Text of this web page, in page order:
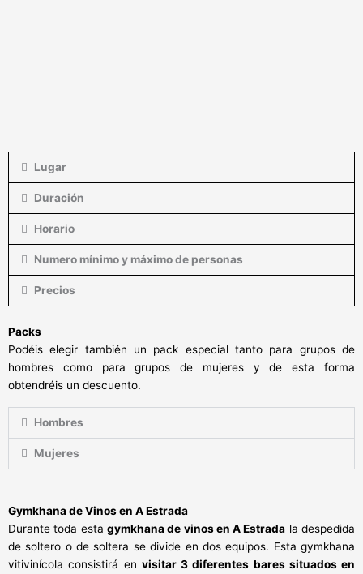
Lugar
Duración
Horario
Numero mínimo y máximo de personas
Precios
Packs
Podéis elegir también un pack especial tanto para grupos de
hombres como para grupos de mujeres y de esta forma
obtendréis un descuento.
Hombres
Mujeres
Gymkhana de Vinos en A Estrada
Durante toda esta gymkhana de vinos en A Estrada la despedida
de soltero o de soltera se divide en dos equipos. Esta gymkhana
vitivinícola consistirá en visitar 3 diferentes bares situados en